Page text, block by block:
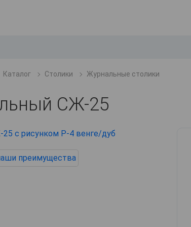
Каталог Столики Журнальные столики
СЖ-25